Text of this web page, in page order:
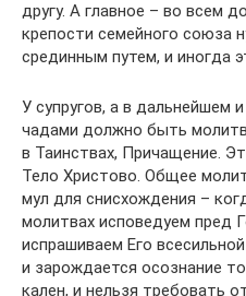
дру­гу. А глав­ное – во всем
кре­по­сти семей­но­го сою­за
сре­дин­ным путем, и ино­гда
У супру­гов, а в даль­ней­шем
чада­ми долж­но быть
в Таин­ствах, При­ча­ще­ние.
Тело Хри­сто­во. Общее
мул для снис­хож­де­ния –
молит­вах испо­ве­ду­ем пред
испра­ши­ва­ем Его
и зарож­да­ет­ся осо­зна­ние
ка­лен, и нель­зя тре­бо­вать